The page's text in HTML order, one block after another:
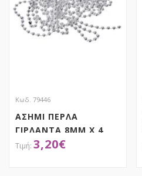
Κωδ. 79446
ΑΣΗΜΙ ΠΕΡΛΑ
ΓΙΡΛΑΝΤΑ 8ΜΜ Χ 4
ΜΕΤΡΑ
3,20€